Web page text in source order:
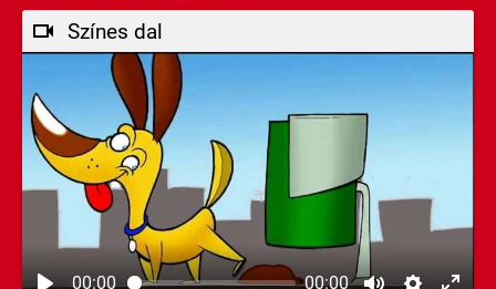
Színes dal
00:00 00:00